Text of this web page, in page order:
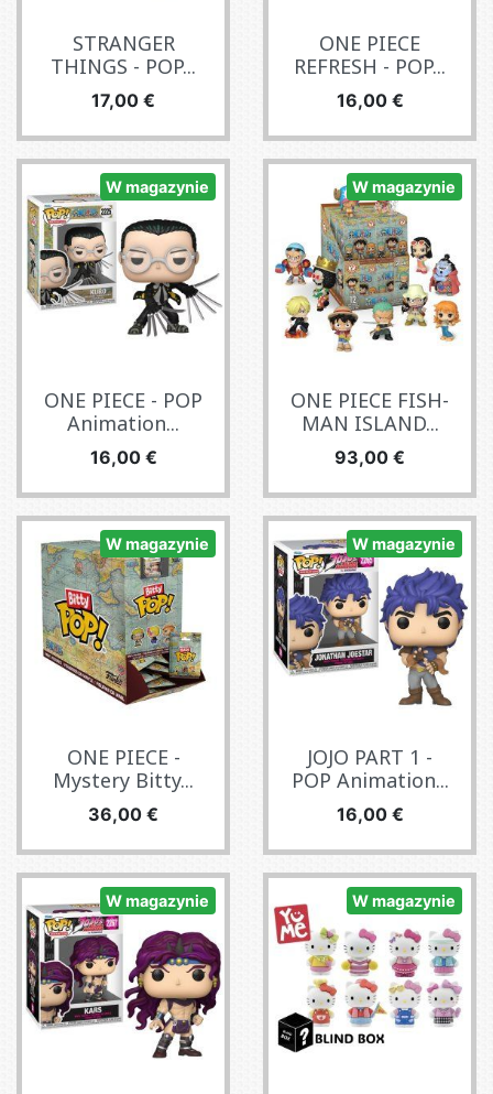
STRANGER
THINGS - POP...
Cena
17,00 €
ONE PIECE
REFRESH - POP...
Cena
16,00 €
W magazynie
ONE PIECE - POP
Animation...
Cena
16,00 €
W magazynie
ONE PIECE FISH-
MAN ISLAND...
Cena
93,00 €
W magazynie
ONE PIECE -
Mystery Bitty...
Cena
36,00 €
W magazynie
JOJO PART 1 -
POP Animation...
Cena
16,00 €
W magazynie W magazynie